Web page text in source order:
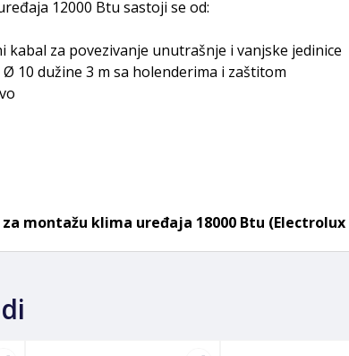
12000 Btu sastoji se od:
kabal za povezivanje unutrašnje i vanjske jedinice
Ø 10 dužine 3 m sa holenderima i zaštitom
montažu klima uređaja 18000 Btu (Electrolux